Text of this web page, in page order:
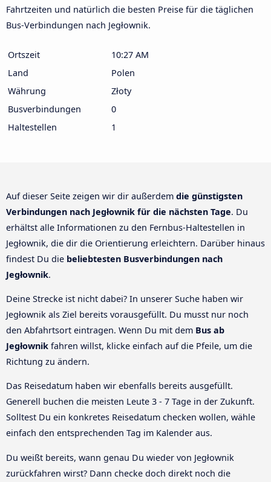
Fahrtzeiten und natürlich die besten Preise für die täglichen
Bus-Verbindungen nach Jegłownik.
Ortszeit
10:27 AM
Land
Polen
Währung
Złoty
Busverbindungen
0
Haltestellen
1
Auf dieser Seite zeigen wir dir außerdem die günstigsten
Verbindungen nach Jegłownik für die nächsten Tage. Du
erhältst alle Informationen zu den Fernbus-Haltestellen in
Jegłownik, die dir die Orientierung erleichtern. Darüber hinaus
findest Du die beliebtesten Busverbindungen nach
Jegłownik.
Deine Strecke ist nicht dabei? In unserer Suche haben wir
Jegłownik als Ziel bereits vorausgefüllt. Du musst nur noch
den Abfahrtsort eintragen. Wenn Du mit dem Bus ab
Jegłownik fahren willst, klicke einfach auf die Pfeile, um die
Richtung zu ändern.
Das Reisedatum haben wir ebenfalls bereits ausgefüllt.
Generell buchen die meisten Leute 3 - 7 Tage in der Zukunft.
Solltest Du ein konkretes Reisedatum checken wollen, wähle
einfach den entsprechenden Tag im Kalender aus.
Du weißt bereits, wann genau Du wieder von Jegłownik
zurückfahren wirst? Dann checke doch direkt noch die